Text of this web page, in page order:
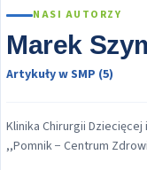
NASI AUTORZY
Marek
Artykuły w SMP (5)
Klinika Chirurgii
,,Pomnik − Centrum